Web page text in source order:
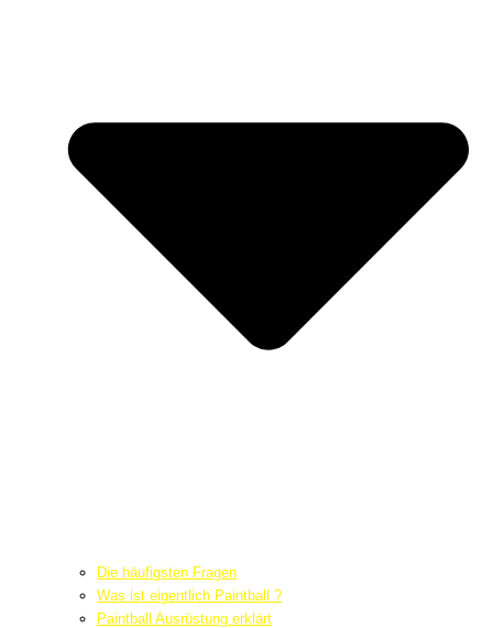
Die häufigsten Fragen
Was ist eigentlich Paintball ?
Paintball Ausrüstung erklärt